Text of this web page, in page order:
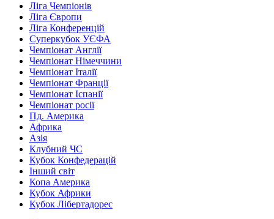
Ліга Чемпіонів
Ліга Європи
Ліга Конференцій
Суперкубок УЄФА
Чемпіонат Англії
Чемпіонат Німеччини
Чемпіонат Італії
Чемпіонат Франції
Чемпіонат Іспанії
Чемпіонат росії
Пд. Америка
Африка
Азія
Клубний ЧС
Кубок Конфедерацій
Інший світ
Копа Америка
Кубок Африки
Кубок Лібертадорес